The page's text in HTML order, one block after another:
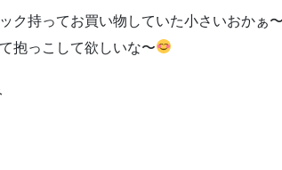
ク持ってお買い物していた小さいおかぁ
抱っこして欲しいな〜